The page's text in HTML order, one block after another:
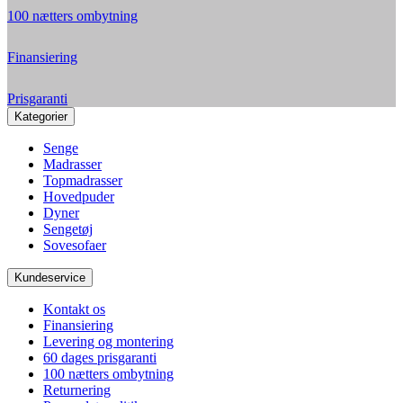
100 nætters ombytning
Finansiering
Prisgaranti
Kategorier
Senge
Madrasser
Topmadrasser
Hovedpuder
Dyner
Sengetøj
Sovesofaer
Kundeservice
Kontakt os
Finansiering
Levering og montering
60 dages prisgaranti
100 nætters ombytning
Returnering